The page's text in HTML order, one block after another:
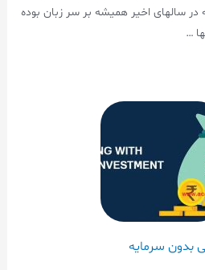
در سالهای اخیر همیشه بر سر زبان بوده
…
بدون سرمایه